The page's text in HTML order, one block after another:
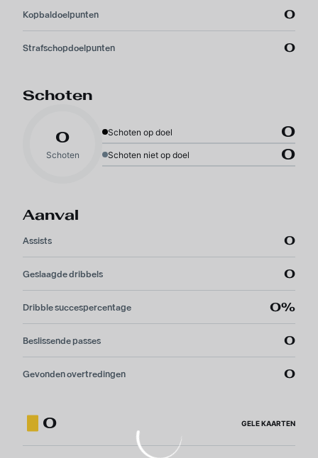
Kopbaldoelpunten 0
Strafschopdoelpunten 0
Schoten
0
Schoten
Schoten op doel 0
Schoten niet op doel 0
Aanval
Assists 0
Geslaagde dribbels 0
Dribble succespercentage 0%
Beslissende passes 0
Gevonden overtredingen 0
0 GELE KAARTEN